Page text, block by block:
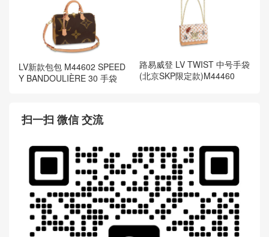
LV新款包包 M44602 SPEED
Y BANDOULIÈRE 30 手袋
路易威登 LV TWIST 中号手袋
(北京SKP限定款)M44460
扫一扫 微信 交流